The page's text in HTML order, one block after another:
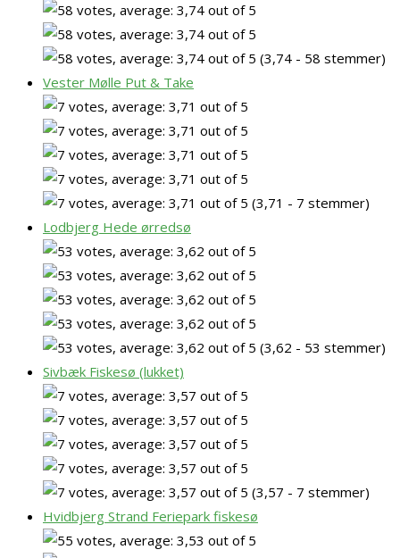
(3,74 - 58 stemmer)
Vester Mølle Put & Take
(3,71 - 7 stemmer)
Lodbjerg Hede ørredsø
(3,62 - 53 stemmer)
Sivbæk Fiskesø (lukket)
(3,57 - 7 stemmer)
Hvidbjerg Strand Feriepark fiskesø